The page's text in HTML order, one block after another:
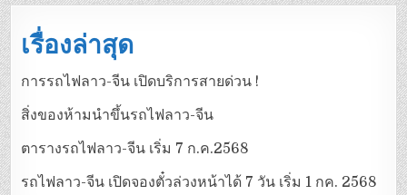
เรื่องล่าสุด
การรถไฟลาว-จีน เปิดบริการสายด่วน !
สิ่งของห้ามนำขึ้นรถไฟลาว-จีน
ตารางรถไฟลาว-จีน เริ่ม 7 ก.ค.2568
รถไฟลาว-จีน เปิดจองตั๋วล่วงหน้าได้ 7 วัน เริ่ม 1 กค. 2568